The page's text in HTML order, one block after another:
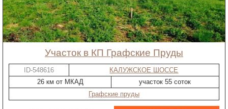
участок в КП Графские Пруды
ID-548616
КАЛУЖСКОЕ ШОССЕ
26 км от МКАД
участок 55 соток
Графские пруды